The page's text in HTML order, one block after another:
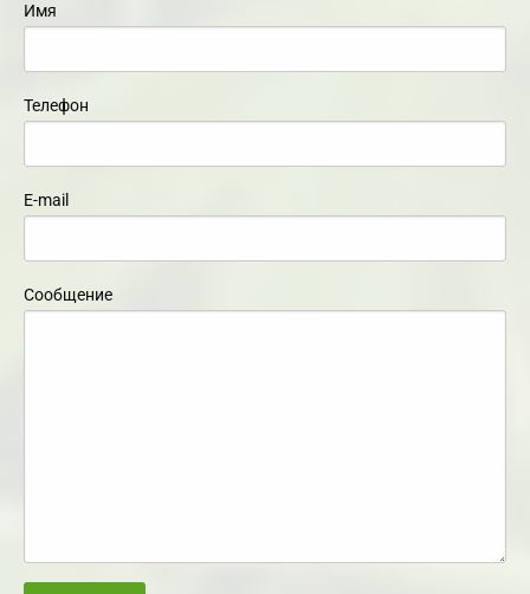
Имя
Телефон
E-mail
Сообщение